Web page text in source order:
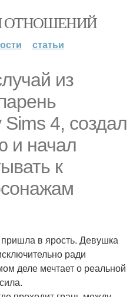
ОТНОШЕНИЙ
статьи
из
Sims 4, создал
и начал
к
в ярость. Девушка
ради
деле мечтает о реальной